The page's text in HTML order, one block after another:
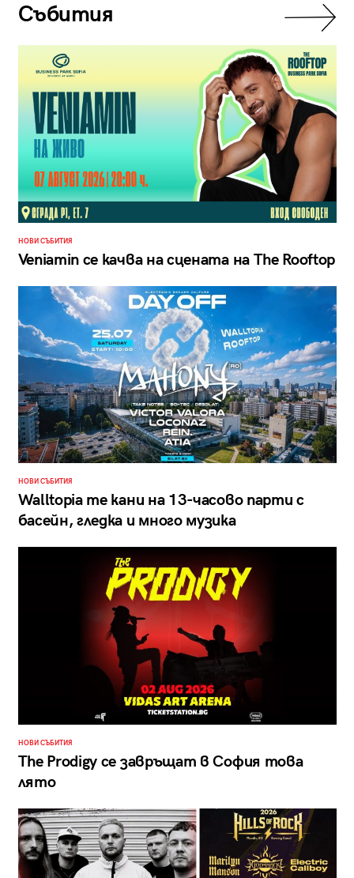
Събития
НОВИ СЪБИТИЯ
Veniamin се качва на сцената на The Rooftop
НОВИ СЪБИТИЯ
Walltopia те кани на 13-часово парти с
басейн, гледка и много музика
НОВИ СЪБИТИЯ
The Prodigy се завръщат в София това
лято